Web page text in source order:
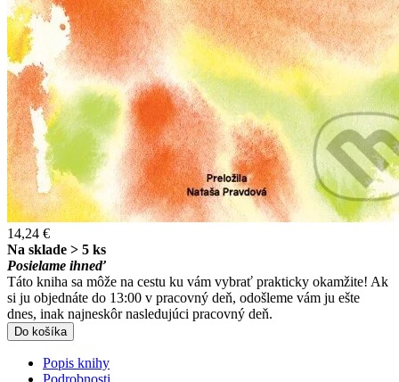
14,24 €
Na sklade > 5 ks
Posielame ihneď
Táto kniha sa môže na cestu ku vám vybrať prakticky okamžite! Ak
si ju objednáte do 13:00 v pracovný deň, odošleme vám ju ešte
dnes, inak najneskôr nasledujúci pracovný deň.
Do košíka
Popis knihy